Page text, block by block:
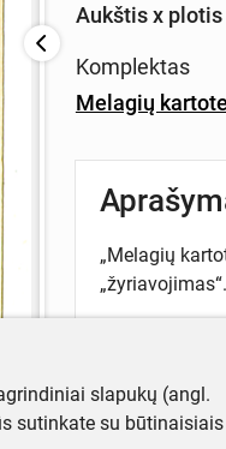
Aukštis x plotis
Komplektas
Melagių
„Melagių
„žyriavojimas“.
Turite
Parašykite
slapukų (angl.
sutinkate su būtinaisiais